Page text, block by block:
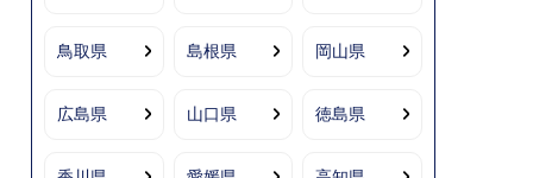
鳥取県 島根県 岡山県
広島県 山口県 徳島県